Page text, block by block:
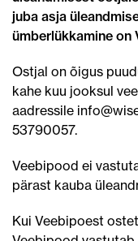
juba asja
ümberlükkamine on
Ostjal on õigus
kahe kuu jooksul
aadressile
53790057.
Veebipood ei
pärast kauba
Kui Veebipoest